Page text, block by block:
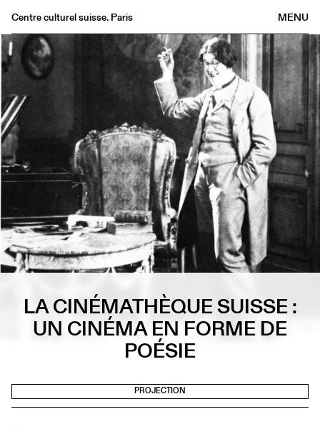
MENU
Centre culturel suisse. Paris
Agenda
Librairie
Buvette
Archives
Médiathèque
Éditions
Informations
FR
LA CINÉMATHÈQUE SUISSE :
UN CINÉMA EN FORME DE
POÉSIE
PROJECTION